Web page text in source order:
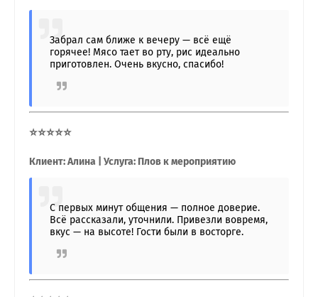
Забрал сам ближе к вечеру — всё ещё
горячее! Мясо тает во рту, рис идеально
приготовлен. Очень вкусно, спасибо!
⭐⭐⭐⭐⭐
Клиент: Алина | Услуга: Плов к мероприятию
С первых минут общения — полное доверие.
Всё рассказали, уточнили. Привезли вовремя,
вкус — на высоте! Гости были в восторге.